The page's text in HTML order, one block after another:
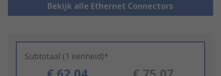
Bekijk alle Ethernet Connectors
Subtotaal (1 eenheid)*